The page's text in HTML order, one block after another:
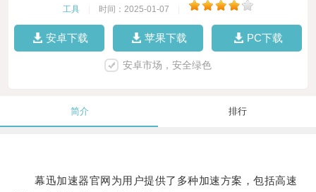
工具 时间：2025-01-07
安卓下载 苹果下载 PC下载
安卓市场，安全绿色
简介 排行
幕迅加速器官网为用户提供了多种加速方案，包括高速